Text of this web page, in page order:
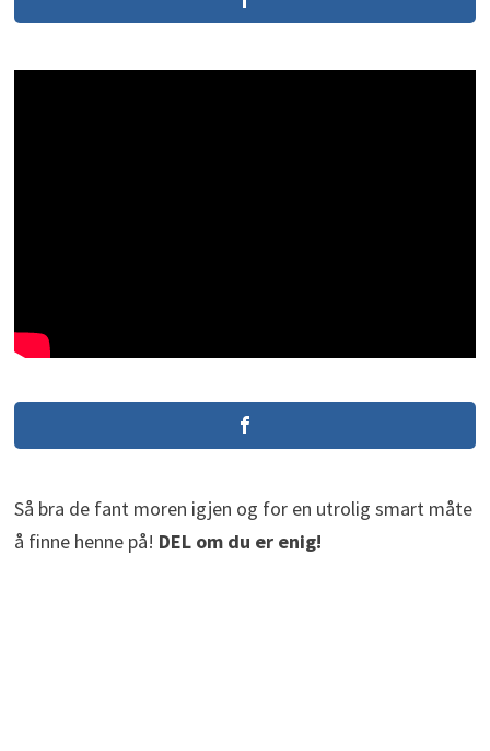
Så bra de fant moren igjen og for en utrolig smart måte
å finne henne på! DEL om du er enig!